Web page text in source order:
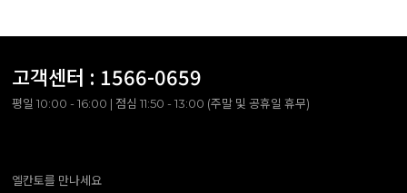
고객센터 : 1566-0659
평일 10:00 - 16:00 | 점심 11:50 - 13:00 (주말 및 공휴일 휴무)
엘칸토를 만나세요